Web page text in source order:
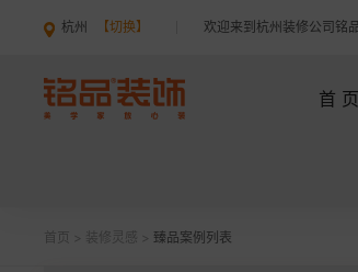
杭州 【切换】 欢迎来到杭州装修公司铭
首 页
首页 装修灵感 臻品案例列表